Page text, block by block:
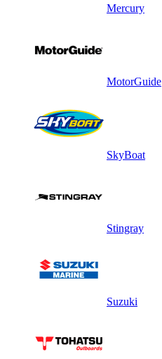
Mercury
MotorGuide
SkyBoat
Stingray
Suzuki